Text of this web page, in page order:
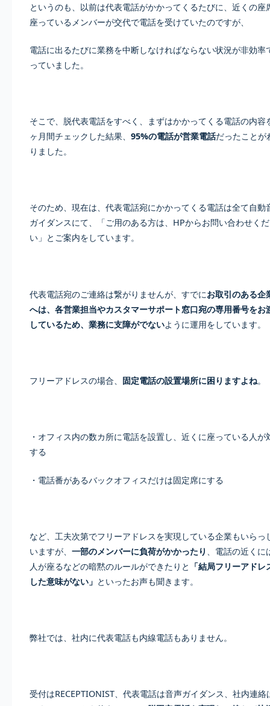
というのも、以前は代表電話がかかってくるたびに、近くの座
座っているメンバーが交代で電話を受けていたのですが、
電話に出るたびに業務を中断しなければならない状況が非効率
っていました。
そこで、脱代表電話をすべく、まずはかかってくる電話の内容
ヶ月間チェックした結果、 95%の電話が営業電話だったことが
りました。
そのため、現在は、代表電話宛にかかってくる電話は全て自動
ガイダンスにて、「ご用のある方は、HPからお問い合わせく
い」とご案内をしています。
代表電話宛のご連絡は繋がりませんが、すでにお取引のある企
へは、各営業担当やカスタマーサポート窓口宛の専用番号をお
しているため、業務に支障がでないように運用をしています。
フリーアドレスの場合、 固定電話の設置場所に困りますよね。
・オフィス内の数カ所に電話を設置し、近くに座っている人が
する
・電話番があるバックオフィスだけは固定席にする
など、工夫次第でフリーアドレスを実現している企業もいらっ
いますが、 一部のメンバーに負荷がかかったり 、電話の近くに
人が座るなどの暗黙のルールができたりと 「結局フリーアドレ
した意味がない」 といったお声も聞きます。
弊社では、社内に代表電話も内線電話もありません。
受付はRECEPTIONIST、代表電話は音声ガイダンス、社内連絡